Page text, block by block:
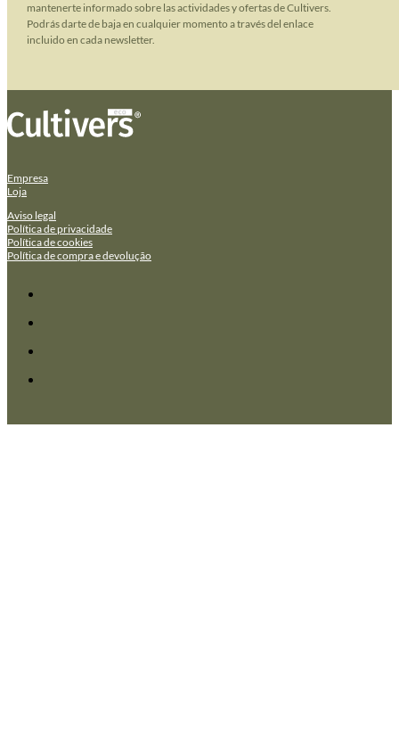
mantenerte informado sobre las actividades y ofertas de Cultivers.
Podrás darte de baja en cualquier momento a través del enlace
incluido en cada newsletter.
Empresa
Loja
Aviso legal
Política de privacidade
Política de cookies
Política de compra e devolução